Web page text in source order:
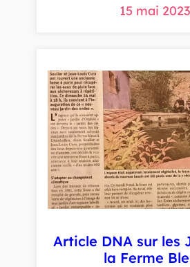
15 mai 2023
Article DNA sur les
la Ferme